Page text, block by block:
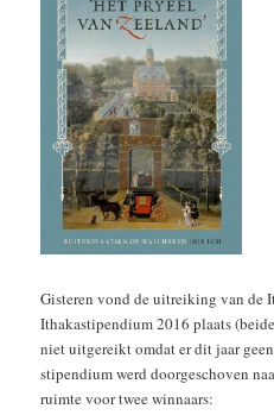
Gisteren vond de uitreiking van de
Ithakastipendium 2016 plaats
niet uitgereikt omdat er dit jaar
stipendium werd doorgeschoven
ruimte voor twee winnaars: